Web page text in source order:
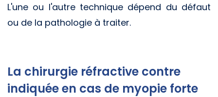
L'une ou l'autre technique dépend du défaut
ou de la pathologie à traiter.
La chirurgie réfractive contre
indiquée en cas de myopie forte